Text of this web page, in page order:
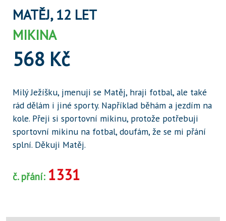
MATĚJ, 12 LET
MIKINA
568 Kč
Milý Ježíšku, jmenuji se Matěj, hraji fotbal, ale také
rád dělám i jiné sporty. Například běhám a jezdím na
kole. Přeji si sportovní mikinu, protože potřebuji
sportovní mikinu na fotbal, doufám, že se mi přání
splní. Děkuji Matěj.
č. přání: 1331